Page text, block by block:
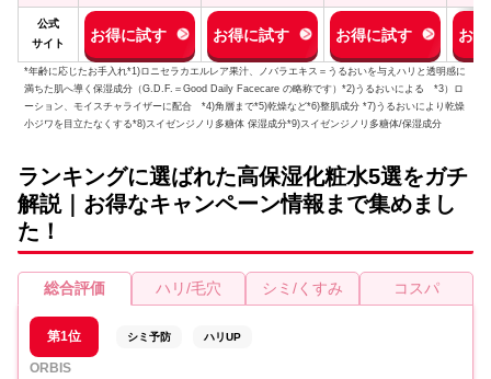
公式
サイト
お得に試す お得に試す お得に試す お
*年齢に応じたお手入れ*1)ロニセラカエルレア果汁、ノバラエキス＝うるおいを与えハリと透明感に
満ちた肌へ導く保湿成分（G.D.F.＝Good Daily Facecare の略称です）*2)うるおいによる *3）ロ
ーション、モイスチャライザーに配合 *4)角層まで*5)乾燥など*6)整肌成分 *7)うるおいにより乾燥
小ジワを目立たなくする*8)スイゼンジノリ多糖体 保湿成分*9)スイゼンジノリ多糖体/保湿成分
ランキングに選ばれた高保湿化粧水5選をガチ
解説｜お得なキャンペーン情報まで集めまし
た！
総合評価 ハリ/毛穴 シミ/くすみ コスパ
第1位 シミ予防 ハリUP
ORBIS